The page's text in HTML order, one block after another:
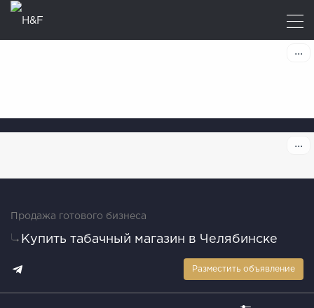
Продажа готового бизнеса
Купить табачный магазин в Челябинске
Разместить объявление